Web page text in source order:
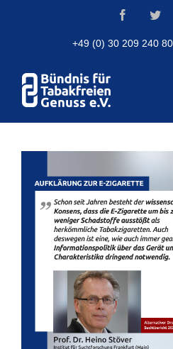
Facebook
+49 (0) 30 209 240 80